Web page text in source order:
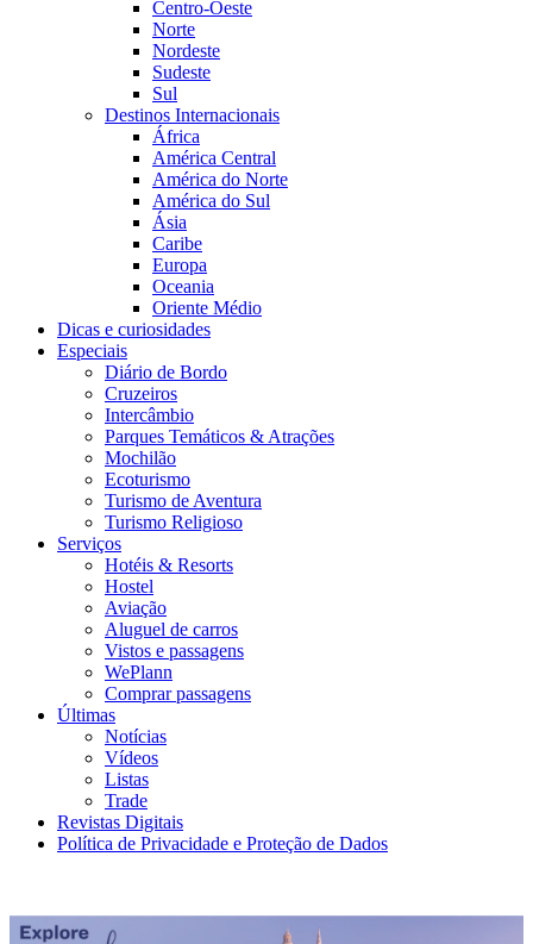
Centro-Oeste
Norte
Nordeste
Sudeste
Sul
Destinos Internacionais
África
América Central
América do Norte
América do Sul
Ásia
Caribe
Europa
Oceania
Oriente Médio
Dicas e curiosidades
Especiais
Diário de Bordo
Cruzeiros
Intercâmbio
Parques Temáticos & Atrações
Mochilão
Ecoturismo
Turismo de Aventura
Turismo Religioso
Serviços
Hotéis & Resorts
Hostel
Aviação
Aluguel de carros
Vistos e passagens
WePlann
Comprar passagens
Últimas
Notícias
Vídeos
Listas
Trade
Revistas Digitais
Política de Privacidade e Proteção de Dados